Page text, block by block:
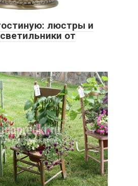
люстры и
от